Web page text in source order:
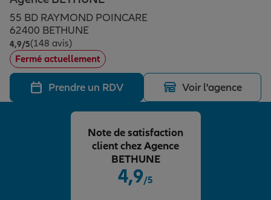
Assurance emprunteur
Prévoyance et dépendance
Assurance animal de compagnie
Protection de la famille
Protection juridique
Épargne & retraite
Plan épargne retraite
Assurance vie
Placements financiers
Investissements immobiliers
Vos projets
Partir en vacances
Conseil assurance
55 BD RAYMOND POINCARE
62400 BETHUNE
4,9/5Note de 4.9 sur 5
(148 avis)
Fermé actuellement
Prendre un RDV Voir l'agence
4,9/5
Note de satisfaction
client chez Agence
BETHUNE